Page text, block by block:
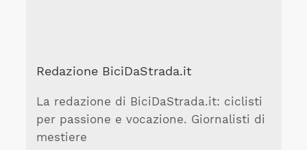
Redazione BiciDaStrada.it
La redazione di BiciDaStrada.it: ciclisti
per passione e vocazione. Giornalisti di
mestiere